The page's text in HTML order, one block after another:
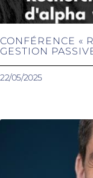
CONFÉRENCE «
GESTION
22/05/2025